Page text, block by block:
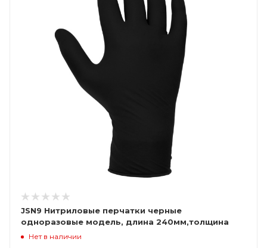
JSN9 Нитриловые перчатки черные
одноразовые модель, длина 240мм,толщина
0,15мм, (уп. 100шт) Jeta Saf
Нет в наличии